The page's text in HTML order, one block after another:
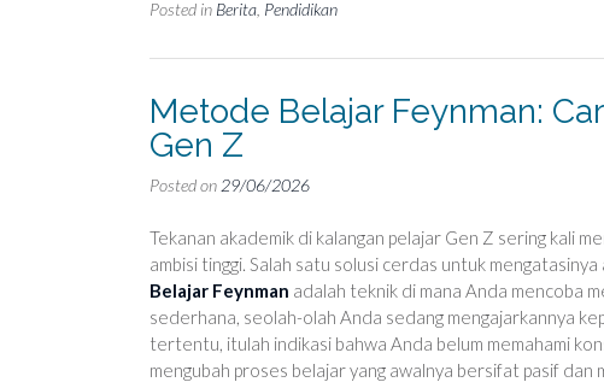
Posted in Berita Pendidikan
Metode Belajar Feynman:
Gen Z
Posted on 29/06/2026
Tekanan akademik di kalangan pelajar Gen Z sering kali
ambisi tinggi. Salah satu solusi cerdas untuk
Belajar Feynman adalah teknik di mana Anda mencoba
sederhana, seolah-olah Anda sedang mengajarkannya
tertentu, itulah indikasi bahwa Anda belum memahami
mengubah proses belajar yang awalnya bersifat pasif dan